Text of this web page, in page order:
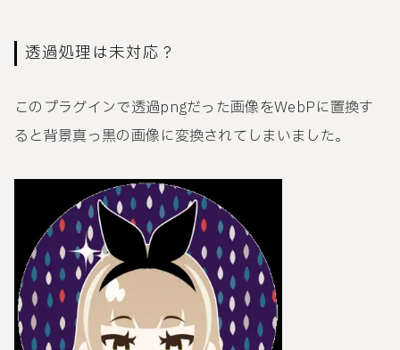
透過処理は未対応？
このプラグインで透過pngだった画像をWebPに置換す
ると背景真っ黒の画像に変換されてしまいました。